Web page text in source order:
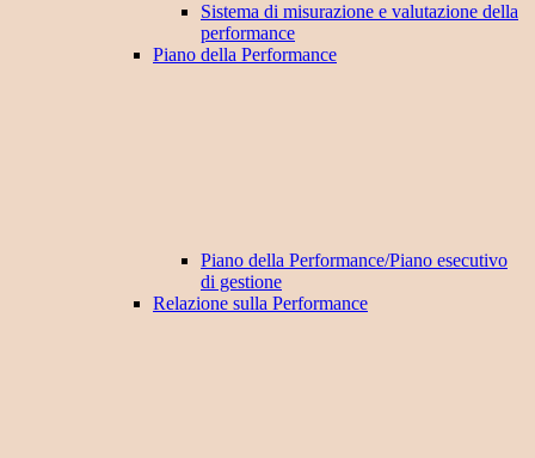
Sistema di misurazione e valutazione della
performance
Piano della Performance
Piano della Performance/Piano esecutivo
di gestione
Relazione sulla Performance